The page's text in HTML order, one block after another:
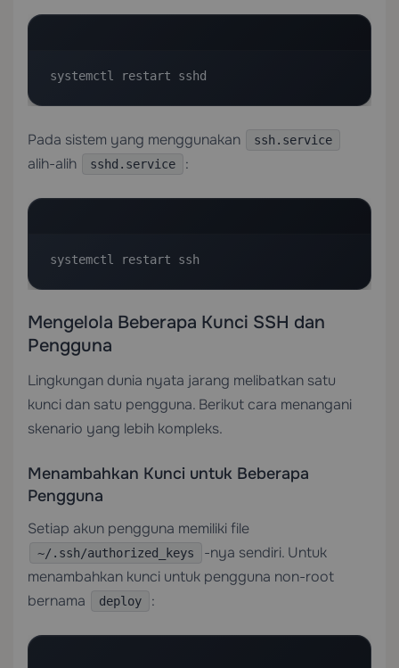
systemctl restart sshd
Pada sistem yang menggunakan ssh.service
alih-alih sshd.service :
systemctl restart ssh
Mengelola Beberapa Kunci SSH dan
Pengguna
Lingkungan dunia nyata jarang melibatkan satu
kunci dan satu pengguna. Berikut cara menangani
skenario yang lebih kompleks.
Menambahkan Kunci untuk Beberapa
Pengguna
Setiap akun pengguna memiliki file
~/.ssh/authorized_keys
-nya sendiri. Untuk
menambahkan kunci untuk pengguna non-root
bernama
deploy :